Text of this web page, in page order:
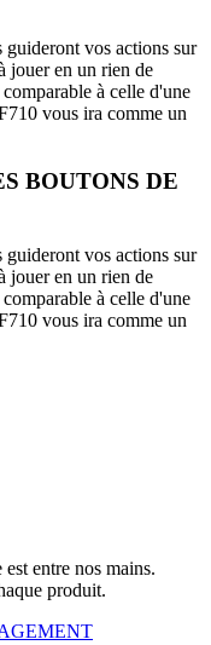
vos actions sur
jouer en un rien de
à celle d'une
vous ira comme un
BOUTONS DE
vos actions sur
jouer en un rien de
à celle d'une
vous ira comme un
entre nos mains.
produit.